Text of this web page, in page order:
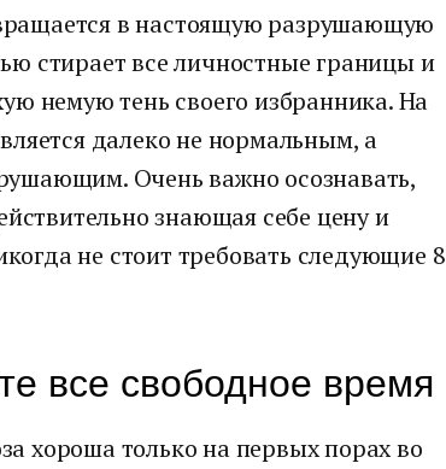
в настоящую разрушающую
стирает все личностные границы и
немую тень своего избранника. На
далеко не нормальным, а
Очень важно осознавать,
знающая себе цену и
не стоит требовать следующие 8
все свободное время
хороша только на первых порах во